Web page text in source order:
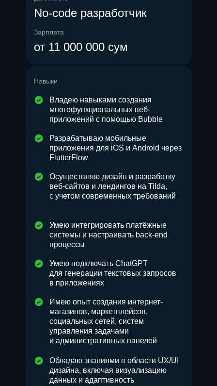
Навыки
No-code разработчик
Зарплата
от 11 000 000 сум
Владею навыками создания
многофункциональных веб-
приложений с помощью Bubble
Разрабатываю мобильные
приложения для iOS и Android через
FlutterFlow
Осуществляю дизайн и разработку
веб-сайтов и лендингов на Tilda,
с учетом современных требований
Умею интегрировать платёжные
системы и настраивать back-end
процессы
Умею подключать ChatGPT
для генерации текстовых запросов
в приложениях
Обладаю знаниями в области UX/UI
дизайна, включая визуализацию
данных и адаптивность
Имею опыт создания интернет-
магазинов, маркетплейсов,
социальных сетей, систем
управления задачами
и административных панелей